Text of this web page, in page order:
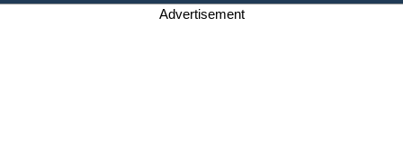
Advertisement